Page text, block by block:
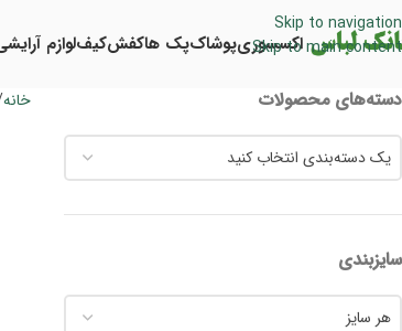
Skip to navigation
Skip to main content
اکسسوریپوشاکپک هاکفشکیفلوازم
دسته‌های محصولات
یک دسته‌بندی انتخاب کنید
سایزبندی
هر سایز
خانه